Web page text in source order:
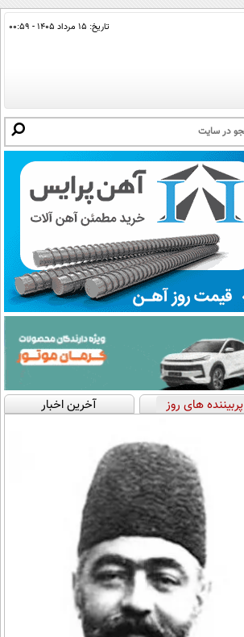
تاریخ: ۱۵ مرداد ۱۴۰۵ - ۰۰:۵۹
پربیننده های روز آخرین اخبار